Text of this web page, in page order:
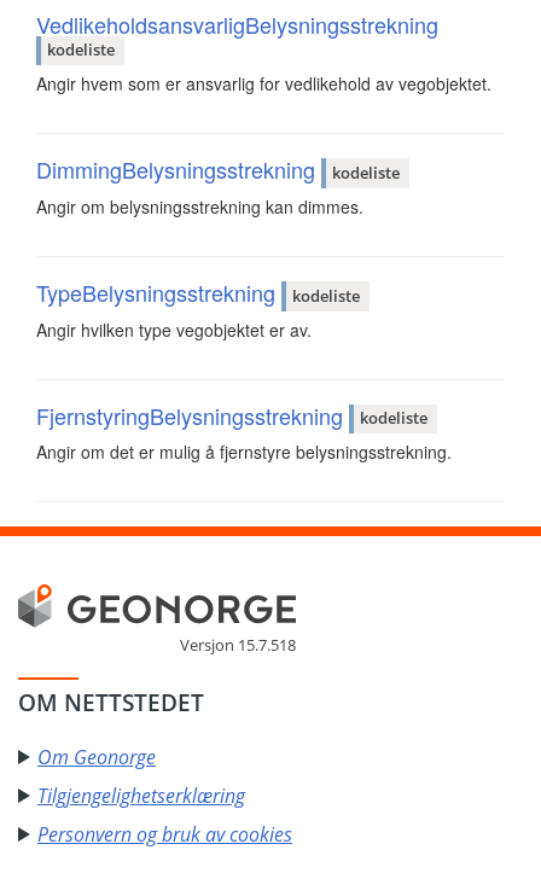
VedlikeholdsansvarligBelysningsstrekning
kodeliste
Angir hvem som er ansvarlig for vedlikehold av vegobjektet.
DimmingBelysningsstrekning kodeliste
Angir om belysningsstrekning kan dimmes.
TypeBelysningsstrekning kodeliste
Angir hvilken type vegobjektet er av.
FjernstyringBelysningsstrekning kodeliste
Angir om det er mulig å fjernstyre belysningsstrekning.